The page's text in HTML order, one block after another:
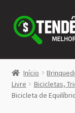
Pular
para
navegação
Pular
para
conteúdo
LOJA
<>
Início
Livre
Bicicletas,
Bicicleta de